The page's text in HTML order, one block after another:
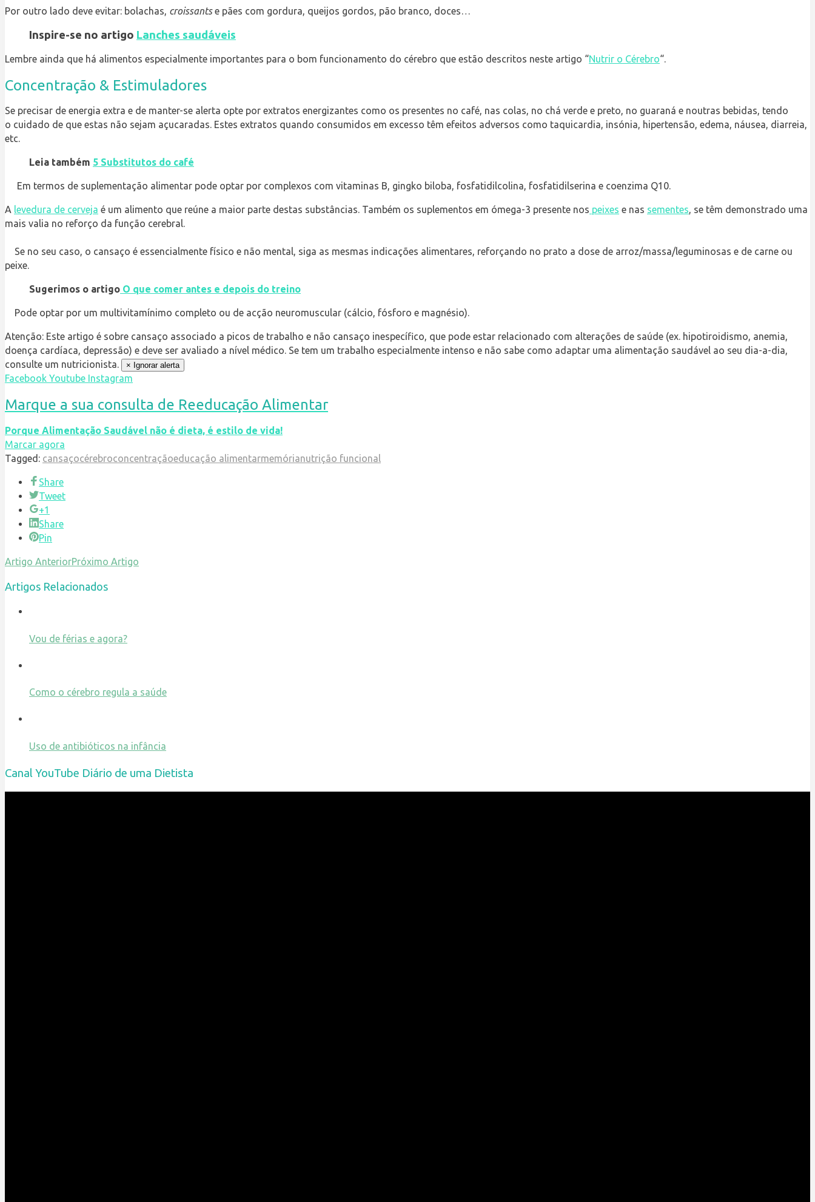
Por outro lado deve evitar: bolachas, croissantse pães com gordura, queijos gordos, pão branco, doces…
Inspire-se no artigo Lanches saudáveis
Lembre ainda que há alimentos especialmente importantes para o bom funcionamento do cérebro que estão descritos neste artigo “Nutrir o Cérebro“.
Concentração & Estimuladores
Se precisar de energia extra e de manter-se alerta opte por extratos energizantes como os presentes no café, nas colas, no chá verde e preto, no guaraná e noutras bebidas, tendo
o cuidado de que estas não sejam açucaradas. Estes extratos quando consumidos em excesso têm efeitos adversos como taquicardia, insónia, hipertensão, edema, náusea, diarreia,
etc.
Leia também 5 Substitutos do café
Em termos de suplementação alimentar pode optar por complexos com vitaminas B, gingko biloba, fosfatidilcolina, fosfatidilserina e coenzima Q10.
A levedura de cerveja é um alimento que reúne a maior parte destas substâncias. Também os suplementos em ómega-3 presente nos peixes e nas sementes, se têm demonstrado uma
mais valia no reforço da função cerebral.
Se no seu caso, o cansaço é essencialmente físico e não mental, siga as mesmas indicações alimentares, reforçando no prato a dose de arroz/massa/leguminosas e de carne ou
peixe.
Sugerimos o artigo O que comer antes e depois do treino
Pode optar por um multivitamínimo completo ou de acção neuromuscular (cálcio, fósforo e magnésio).
Atenção: Este artigo é sobre cansaço associado a picos de trabalho e não cansaço inespecífico, que pode estar relacionado com alterações de saúde (ex. hipotiroidismo, anemia,
doença cardíaca, depressão) e deve ser avaliado a nível médico. Se tem um trabalho especialmente intenso e não sabe como adaptar uma alimentação saudável ao seu dia-a-dia,
consulte um nutricionista.
× Ignorar alerta
Facebook Youtube Instagram
Marque a sua consulta de Reeducação Alimentar
Porque Alimentação Saudável não é dieta, é estilo de vida!
Marcar agora
Tagged: cansaçocérebroconcentraçãoeducação alimentarmemórianutrição funcional
Share
Tweet
+1
Share
Pin
Artigo AnteriorPróximo Artigo
Artigos Relacionados
Vou de férias e agora?
Como o cérebro regula a saúde
Uso de antibióticos na infância
Canal YouTube Diário de uma Dietista